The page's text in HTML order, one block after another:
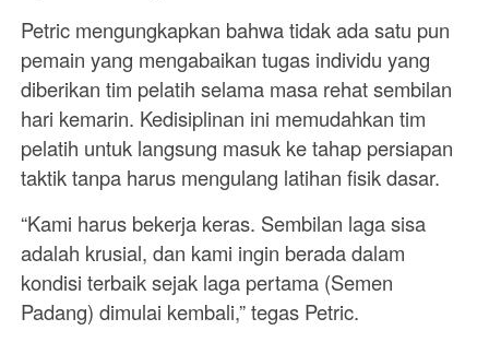
Petric mengungkapkan bahwa tidak ada satu pun
pemain yang mengabaikan tugas individu yang
diberikan tim pelatih selama masa rehat sembilan
hari kemarin. Kedisiplinan ini memudahkan tim
pelatih untuk langsung masuk ke tahap persiapan
taktik tanpa harus mengulang latihan fisik dasar.
“Kami harus bekerja keras. Sembilan laga sisa
adalah krusial, dan kami ingin berada dalam
kondisi terbaik sejak laga pertama (Semen
Padang) dimulai kembali,” tegas Petric.